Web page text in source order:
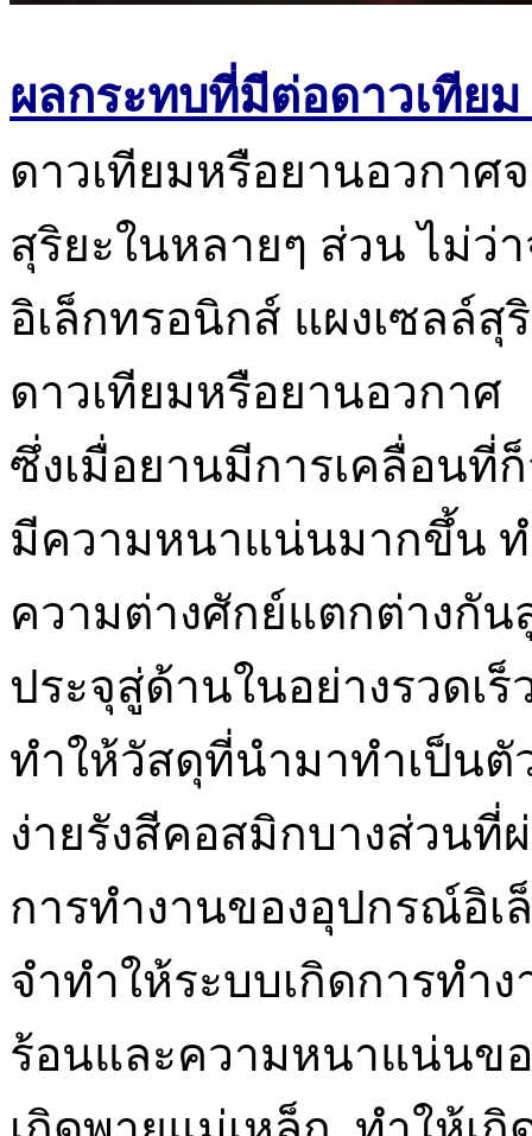
ผลกระทบที่มีต่อดาวเทีย
ดาวเทียมหรือยานอวกาศ
สุริยะในหลายๆ ส่วน ไม่ว่
อิเล็กทรอนิกส์ แผงเซลล์
ดาวเทียมหรือยานอวกาศ
ซึ่งเมื่อยานมีการเคลื่อนที่
มีความหนาแน่นมากขึ้น
ความต่างศักย์แตกต่างกั
ประจุสู่ด้านในอย่างรวดเร็
ทำให้วัสดุที่นำมาทำเป็นตั
ง่ายรังสีคอสมิกบางส่วนที่
การทำงานของอุปกรณ์อิ
จำทำให้ระบบเกิดการทำ
ร้อนและความหนาแน่นข